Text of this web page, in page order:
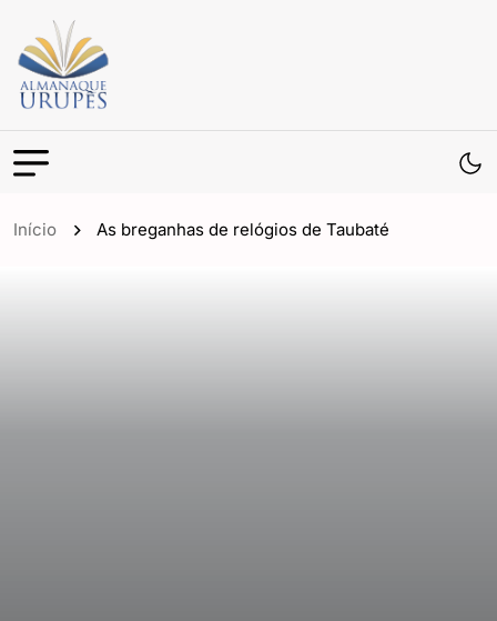
Início As breganhas de relógios de Taubaté